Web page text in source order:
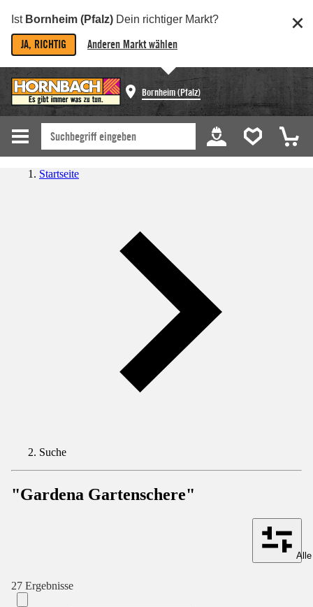
Ist Bornheim (Pfalz) Dein richtiger Markt?
JA, RICHTIG Anderen Markt wählen
Bornheim (Pfalz)
Startseite
Suche
"Gardena Gartenschere"
27 Ergebnisse